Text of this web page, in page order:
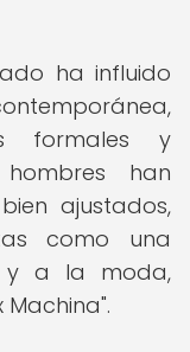
ha influido
formales y
han
ajustados,
como una
y a la moda,